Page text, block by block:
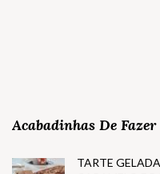
Acabadinhas De Fazer
TARTE